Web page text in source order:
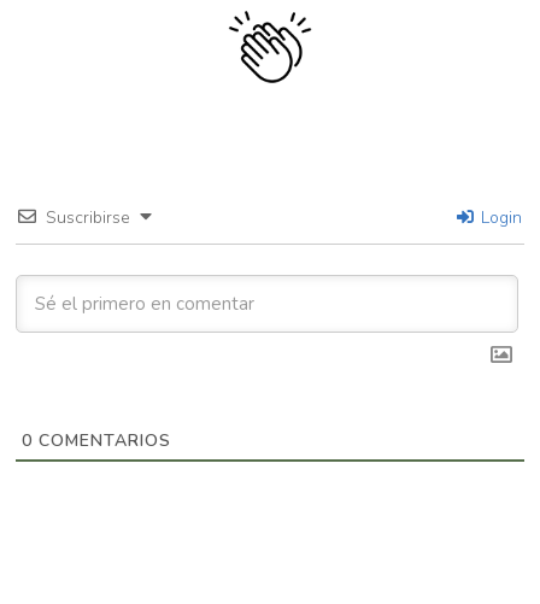
Suscribirse Login
0 COMENTARIOS